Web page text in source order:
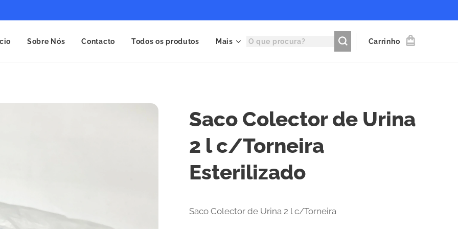
Sobre Nós Contacto Todos os produtos Mais Carrinho
Saco Colector de Urina
2 l c/Torneira
Esterilizado
Saco Colector de Urina 2 l c/Torneira